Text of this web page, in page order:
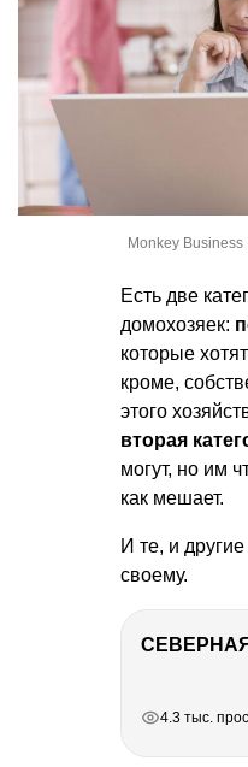
Monkey
Есть две
домохозяек:
которые
кроме,
этого
вторая
могут, но им
как мешает.
И те, и
своему.
4.3 тыс.